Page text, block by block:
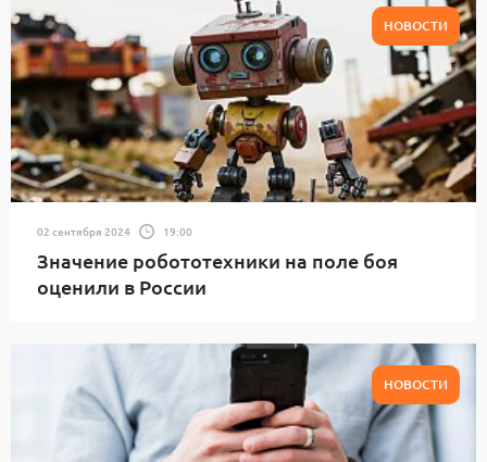
НОВОСТИ
02 сентября 2024 19:00
Значение робототехники на поле боя
оценили в России
НОВОСТИ